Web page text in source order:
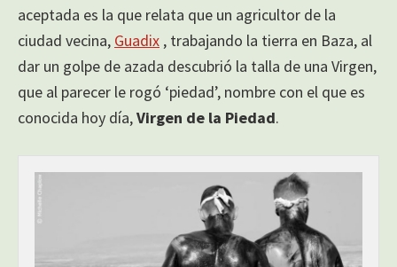
aceptada es la que relata que un agricultor de la
ciudad vecina, Guadix , trabajando la tierra en Baza, al
dar un golpe de azada descubrió la talla de una Virgen,
que al parecer le rogó ‘piedad’, nombre con el que es
conocida hoy día,Virgen de la Piedad.